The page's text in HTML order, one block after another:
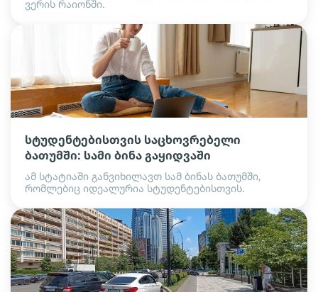
ვერის რაიონში.
სტუდენტებისთვის საცხოვრებელი
ბათუმში: სამი ბინა გაყიდვაში
ამ სტატიაში განვიხილავთ სამ ბინას ბათუმში,
რომლებიც იდეალურია სტუდენტებისთვის.